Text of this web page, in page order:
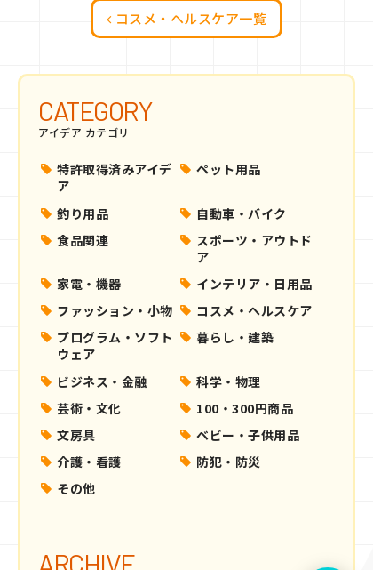
コスメ・ヘルスケア一覧
CATEGORY
アイデア カテゴリ
特許取得済みアイデ
ア
ペット用品
釣り用品
自動車・バイク
食品関連
スポーツ・アウトド
ア
家電・機器
インテリア・日用品
ファッション・小物
コスメ・ヘルスケア
プログラム・ソフト
ウェア
暮らし・建築
ビジネス・金融
科学・物理
芸術・文化
100・300円商品
文房具
ベビー・子供用品
介護・看護
防犯・防災
その他
ARCHIVE